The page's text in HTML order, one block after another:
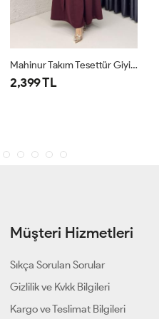
Mahinur Takım Tesettür Giyim Bordo
2,399 TL
Müşteri Hizmetleri
Sıkça Sorulan Sorular
Gizlilik ve Kvkk Bilgileri
Kargo ve Teslimat Bilgileri